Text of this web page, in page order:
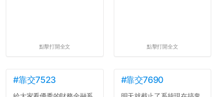
點擊打開全文 點擊打開全文
#靠交7523 #靠交7690